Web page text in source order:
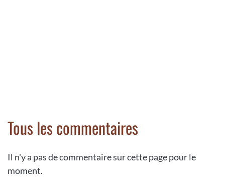
Tous les commentaires
Il n'y a pas de commentaire sur cette page pour le
moment.